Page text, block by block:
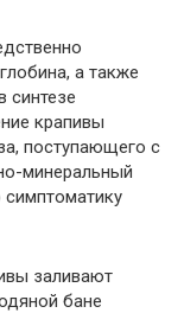
а также
синтезе
крапивы
поступающего с
минеральный
заливают
бане